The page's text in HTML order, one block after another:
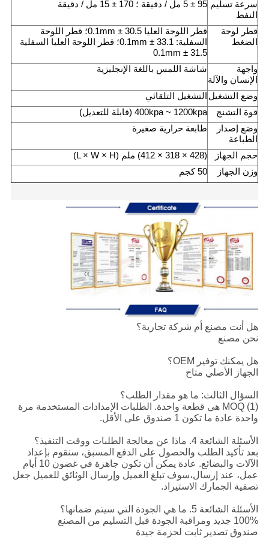
سرعة تسليم
النفط
95 ± 5 مل / دقيقة ؛ 170 ± 15 مل / دقيقة
قطر لوحة
الضغط
قطر اللوحة العليا 30.5 ± 0.1mm؛ قطر اللوحة
السفلية: 33.1 ± 0.1mm؛ قطر اللوحة العليا السفلية
31.5 ± 0.1mm
واجهة
الإنسان والآلة
شاشة اللمس باللغة الإنجليزية
وضع التشغيل التشغيل التلقائي
قوة التشنج
400kpa ~ 1200kpa (قابلة للتعديل)
وضع إصدار
الطباعة
طابعة حرارية صغيرة
حجم الجهاز
(428 × 318 × 412) ملم (L × W × H)
وزن الجهاز
50 كجم
هل أنت مصنع أم شركة تجارية؟
نحن مصنع
هل يمكنك توفير OEM؟
الجهاز الأصلي متاح
السؤال الثالث: ما هو مقدار الطلب؟
(1) MOQ هي قطعة واحدة. الطلبات الإمدادات المستخدمة مرة
واحدة عادة ما تكون 1 صندوق على الأقل.
الأسئلة الشائعة 4. ماذا عن معالجة الطلبات ووقت التنفيذ؟
بعد تأكيد الطلب والحصول على الدفع المسبق، سنقوم بإعداد
الآلات والبضائع. عادة يمكن أن تكون جاهزة في غضون 10 أيام
عمل، عند إرسال،سوف تبلغ العميل وإرسال الوثائق للعميل جعل
تصفية الجمارك الاستيراد.
الأسئلة الشائعة 5. ما هي الجودة التي سيتم ضمانها؟
100% جديد ومراقبة الجودة قبل التسليم من المصنع
صندوق تصدير ثابت لحزمة جيدة